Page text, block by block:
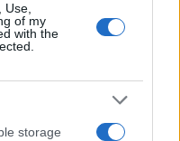
of my
with the
storage